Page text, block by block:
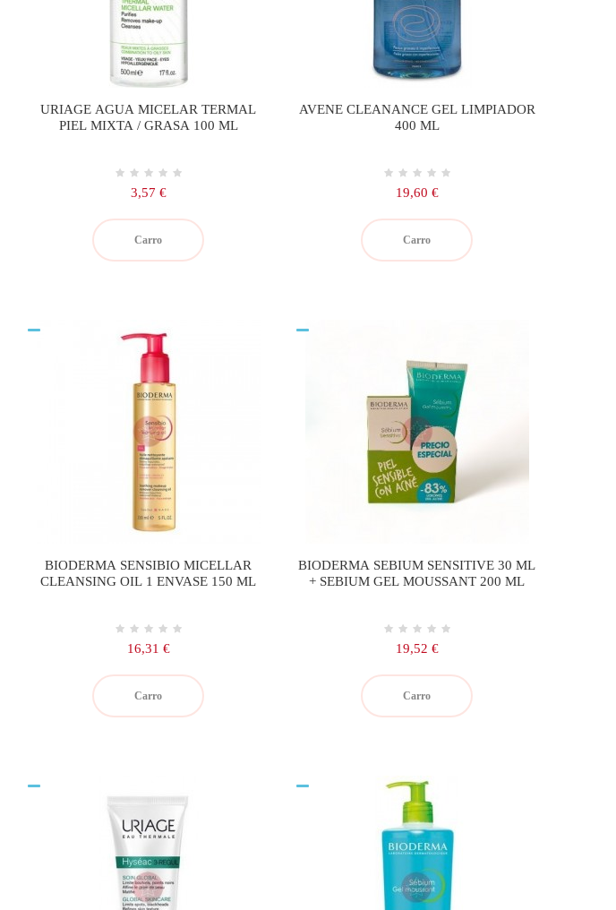
URIAGE AGUA MICELAR TERMAL
PIEL MIXTA / GRASA 100 ML
Precio
3,57 €
Carro
AVENE CLEANANCE GEL LIMPIADOR
400 ML
Precio
19,60 €
Carro
BIODERMA SENSIBIO MICELLAR
CLEANSING OIL 1 ENVASE 150 ML
Precio
16,31 €
Carro
BIODERMA SEBIUM SENSITIVE 30 ML
+ SEBIUM GEL MOUSSANT 200 ML
Precio
19,52 €
Carro